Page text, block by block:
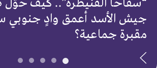
“سفاحا القنيطرة”.. كيف حوّل
جيش الأسد أعمق وادٍ جنوبي
مقبرة جماعية؟